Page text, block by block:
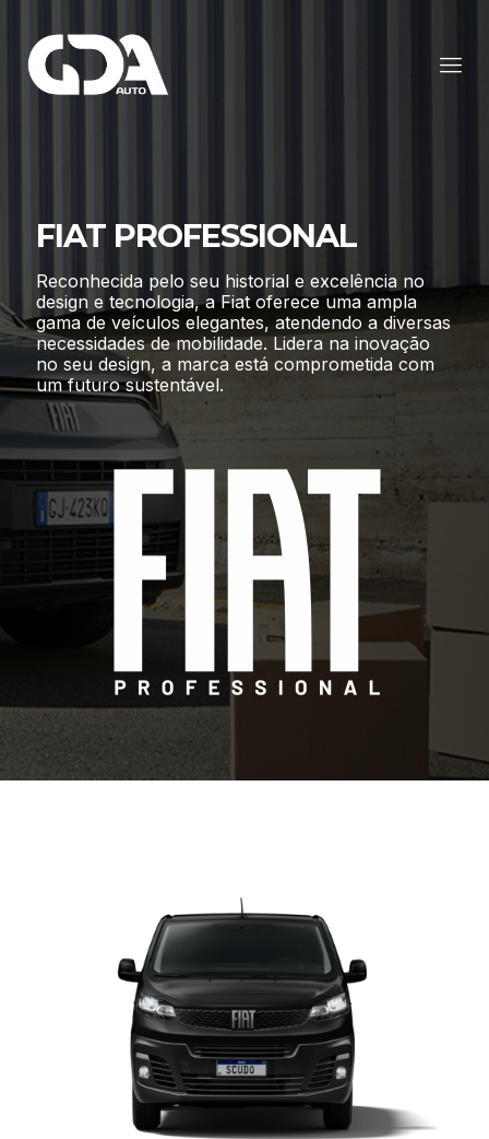
FIAT PROFESSIONAL
Reconhecida pelo seu historial e excelência no
design e tecnologia, a Fiat oferece uma ampla
gama de veículos elegantes, atendendo a diversas
necessidades de mobilidade. Lidera na inovação
no seu design, a marca está comprometida com
um futuro sustentável.